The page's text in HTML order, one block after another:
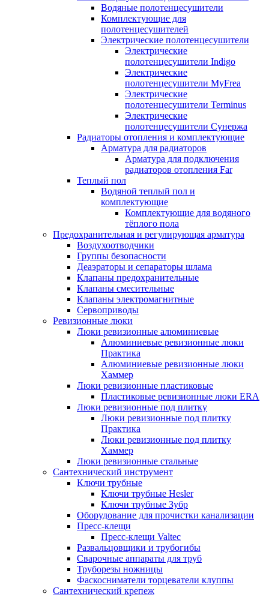
Водяные полотенцесушители
Комплектующие для
полотенцесушителей
Электрические полотенцесушители
Электрические
полотенцесушители Indigo
Электрические
полотенцесушители MyFrea
Электрические
полотенцесушители Terminus
Электрические
полотенцесушители Сунержа
Радиаторы отопления и комплектующие
Арматура для радиаторов
Арматура для подключения
радиаторов отопления Far
Теплый пол
Водяной теплый пол и
комплектующие
Комплектующие для водяного
тёплого пола
Предохранительная и регулирующая арматура
Воздухоотводчики
Группы безопасности
Деаэраторы и сепараторы шлама
Клапаны предохранительные
Клапаны смесительные
Клапаны электромагнитные
Сервоприводы
Ревизионные люки
Люки ревизионные алюминиевые
Алюминиевые ревизионные люки
Практика
Алюминиевые ревизионные люки
Хаммер
Люки ревизионные пластиковые
Пластиковые ревизионные люки ERA
Люки ревизионные под плитку
Люки ревизионные под плитку
Практика
Люки ревизионные под плитку
Хаммер
Люки ревизионные стальные
Сантехнический инструмент
Ключи трубные
Ключи трубные Hesler
Ключи трубные Зубр
Оборудование для прочистки канализации
Пресс-клещи
Пресс-клещи Valtec
Развальцовщики и трубогибы
Сварочные аппараты для труб
Труборезы ножницы
Фаскосниматели торцеватели клуппы
Сантехнический крепеж